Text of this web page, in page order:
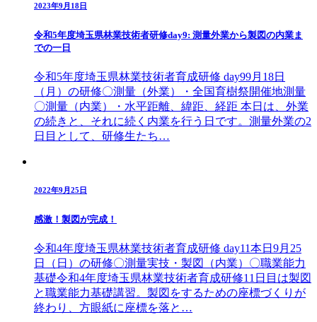
2023年9月18日
令和5年度埼玉県林業技術者研修day9: 測量外業から製図の内業ま
での一日
令和5年度埼玉県林業技術者育成研修 day99月18日
（月）の研修〇測量（外業）・全国育樹祭開催地測量
〇測量（内業）・水平距離、緯距、経距 本日は、外業
の続きと、それに続く内業を行う日です。測量外業の2
日目として、研修生たち…
2022年9月25日
感激！製図が完成！
令和4年度埼玉県林業技術者育成研修 day11本日9月25
日（日）の研修〇測量実技・製図（内業）〇職業能力
基礎令和4年度埼玉県林業技術者育成研修11日目は製図
と職業能力基礎講習。製図をするための座標づくりが
終わり、方眼紙に座標を落と…